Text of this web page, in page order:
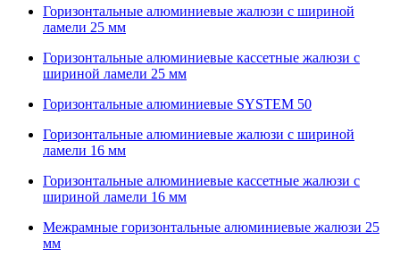
Горизонтальные алюминиевые жалюзи с шириной
ламели 25 мм
Горизонтальные алюминиевые кассетные жалюзи с
шириной ламели 25 мм
Горизонтальные алюминиевые SYSTEM 50
Горизонтальные алюминиевые жалюзи с шириной
ламели 16 мм
Горизонтальные алюминиевые кассетные жалюзи с
шириной ламели 16 мм
Межрамные горизонтальные алюминиевые жалюзи 25
мм